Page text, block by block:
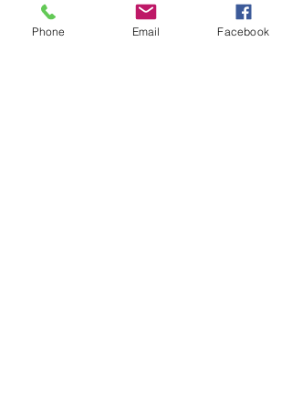
Phone Email Facebook